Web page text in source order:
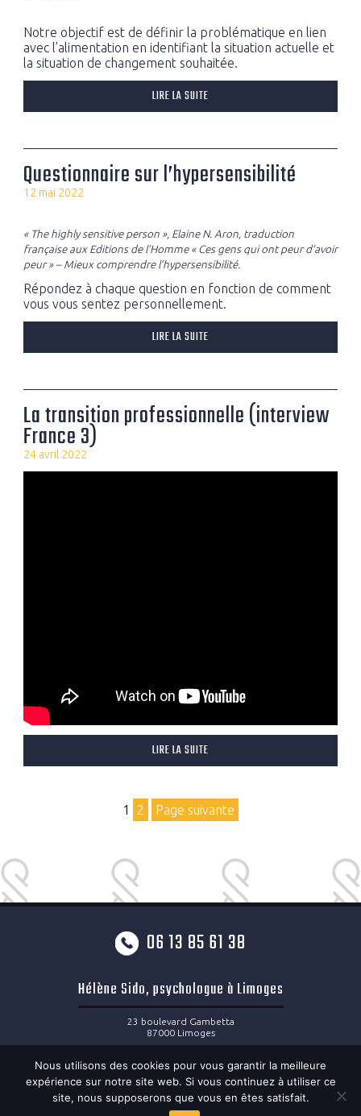
Notre objectif est de définir la problématique en lien
avec l’alimentation en identifiant la situation actuelle et
la situation de changement souhaitée.
LIRE LA SUITE
Questionnaire sur l’hypersensibilité
12 mai 2022
« The highly sensitive person », Elaine N. Aron, traduction
française aux Editions de l’Homme « Ces gens qui ont peur d’avoir
peur » – Mieux comprendre l’hypersensibilité.
Répondez à chaque question en fonction de comment
vous vous sentez personnellement.
LIRE LA SUITE
La transition professionnelle (interview
France 3)
24 avril 2022
LIRE LA SUITE
publications
Page
1 Page
2 Page suivante
06 13 85 61 38
Hélène Sido, psychologue à Limoges
23 boulevard Gambetta
87000 Limoges
helene.sido@hotmail.fr
Du lundi au vendredi 8h30 à 19h30
Nous utilisons des cookies pour vous garantir la meilleure
expérience sur notre site web. Si vous continuez à utiliser ce
site, nous supposerons que vous en êtes satisfait.